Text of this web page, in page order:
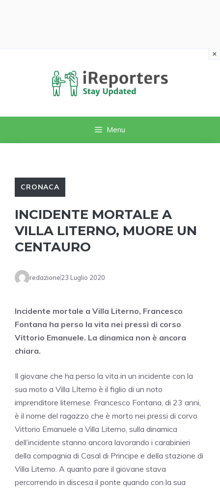
Menu
CRONACA
INCIDENTE MORTALE A
VILLA LITERNO, MUORE UN
CENTAURO
redazione23 Luglio 2020
Incidente mortale a Villa Literno, Francesco
Fontana ha perso la vita nei pressi di corso
Vittorio Emanuele. La dinamica non è ancora
chiara.
Il giovane che ha perso la vita in un incidente con la
sua moto a Villa LIterno è il figlio di un noto
imprenditore liternese. Francesco Fontana, di 23 anni,
è il nome del ragazzo che è morto nei pressi di corvo
Vittorio Emanuele a Villa Literno, sulla dinamica
dell’incidente stanno ancora lavorando i carabinieri
della compagnia di Casal di Principe e della stazione di
Villa Literno. A quanto pare il giovane stava
percorrendo in discesa il ponte quando con la sua
×